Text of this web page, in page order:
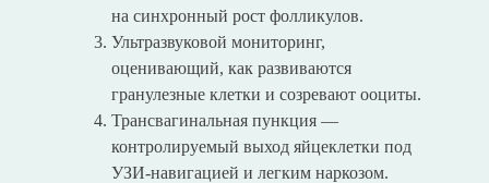
на синхронный рост фолликулов.
Ультразвуковой мониторинг,
оценивающий, как развиваются
гранулезные клетки и созревают ооциты.
Трансвагинальная пункция —
контролируемый выход яйцеклетки под
УЗИ-навигацией и легким наркозом.